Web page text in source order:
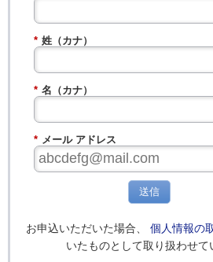
* 姓（カナ）
* 名（カナ）
* メール アドレス
送信
お申込いただいた場合、 個人情報の
いたものとして取り扱わせて